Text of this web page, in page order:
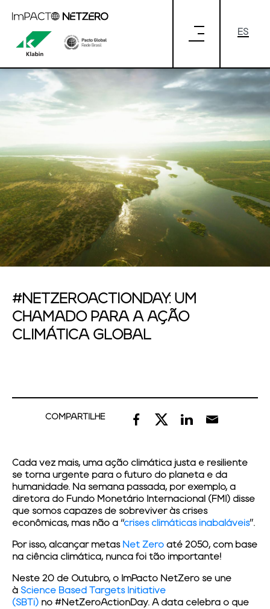
#NETZEROACTIONDAY: UM CHAMADO
PARA A AÇÃO CLIMÁTICA GLOBAL
#NETZEROACTIONDAY: UM
CHAMADO PARA A AÇÃO
CLIMÁTICA GLOBAL
COMPARTILHE
Cada vez mais, uma ação climática justa e resiliente
se torna urgente para o futuro do planeta e da
humanidade. Na semana passada, por exemplo, a
diretora do Fundo Monetário Internacional (FMI) disse
que somos capazes de sobreviver às crises
econômicas, mas não a “crises climáticas inabaláveis”.
Por isso, alcançar metasNet Zero até 2050, com base
na ciência climática, nunca foi tão importante!
Neste 20 de Outubro, o ImPacto NetZero se une
à Science Based Targets Initiative
(SBTi) no #NetZeroActionDay. A data celebra o que